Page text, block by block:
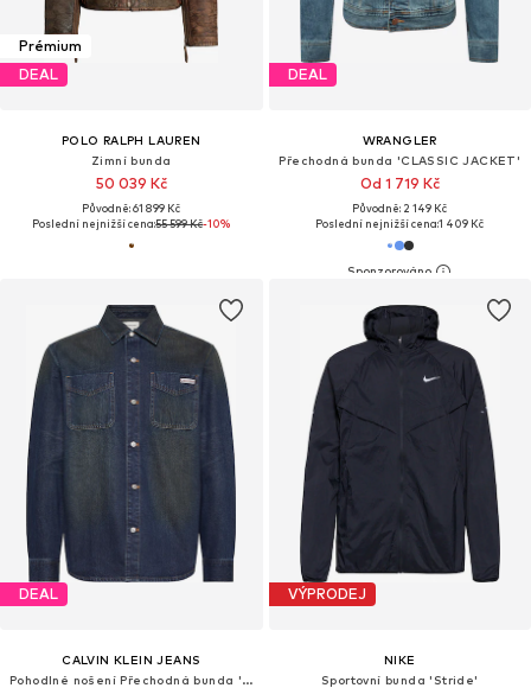
Prémium
DEAL
POLO RALPH LAUREN
Zimní bunda
50 039 Kč
Původně: 61 899 Kč
Poslední nejnižší cena:55 599 Kč-10%
DEAL
WRANGLER
Přechodná bunda 'CLASSIC JACKET'
Od 1 719 Kč
Původně: 2 149 Kč
Poslední nejnižší cena:1 409 Kč
DEAL
CALVIN KLEIN JEANS
Pohodlné nošení Přechodná bunda '90S'
VÝPRODEJ
NIKE
Sportovní bunda 'Stride'